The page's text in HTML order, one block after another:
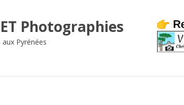
Photographies
Pyrénées